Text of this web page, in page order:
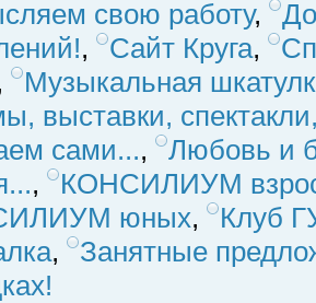
свою работу,
, Сайт Круга,
Музыкальная
выставки,
сами...,
Любовь и
,
КОНСИЛИУМ
юных,
Клуб
,
Занятные